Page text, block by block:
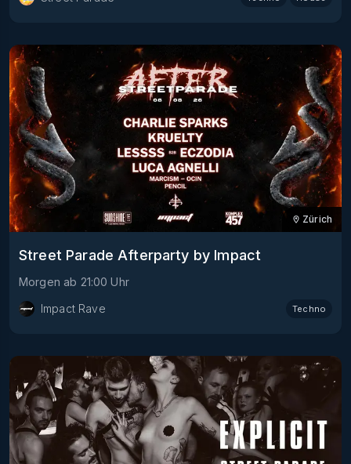
Zürich
Street Parade Afterparty by Impact
Morgen ab 21:00 Uhr
Impact Rave
Techno